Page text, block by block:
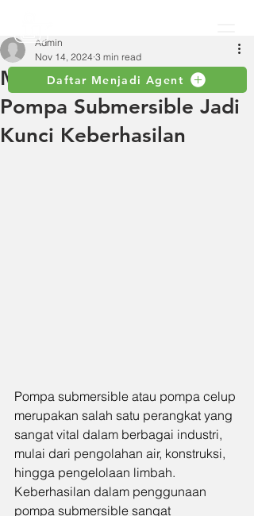
Daftar Menjadi Agent
Mengapa Ketahanan
Pompa Submersible Jadi
Kunci Keberhasilan
Admin
Nov 14, 2024 3 min read
Pompa submersible atau pompa celup
merupakan salah satu perangkat yang
sangat vital dalam berbagai industri,
mulai dari pengolahan air, konstruksi,
hingga pengelolaan limbah.
Keberhasilan dalam penggunaan
pompa submersible sangat